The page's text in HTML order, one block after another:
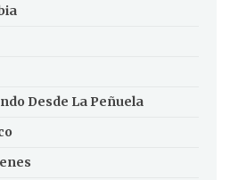
Desde La Peñuela